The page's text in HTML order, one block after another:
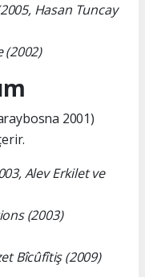
Hasan Tuncay
(2002)
2001)
Alev Erkilet ve
(2003)
Bîcûfîtiş (2009)